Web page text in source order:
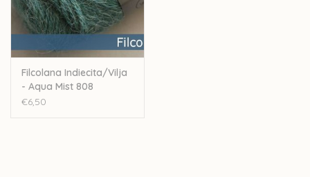
Filcolana Indiecita/Vilja
- Aqua Mist 808
€6,50